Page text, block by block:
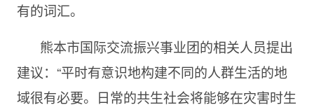
有的词汇。
熊本市国际交流振兴事业团的相关人员提出
建议：“平时有意识地构建不同的人群生活的地
域很有必要。日常的共生社会将能够在灾害时生